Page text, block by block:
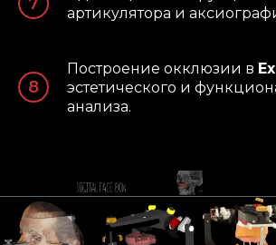
артикулятора и
Построение окклюзии в
эстетического и
анализа.